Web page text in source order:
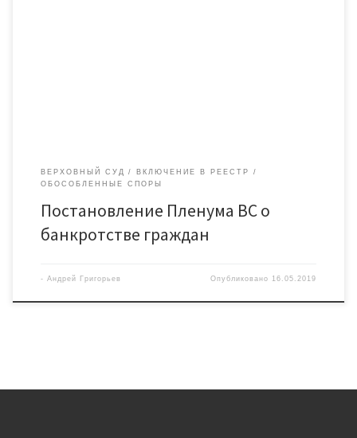
ВЕРХОВНЫЙ СУД
ВКЛЮЧЕНИЕ В РЕЕСТР
ОБОСОБЛЕННЫЕ СПОРЫ
Постановление Пленума ВС о
банкротстве граждан
- Андрей Григорьев Опубликовано 16.05.2019